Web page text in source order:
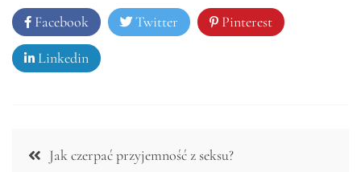
Facebook Twitter Pinterest
Linkedin
Nawigacja
Jak czerpać przyjemność z seksu?